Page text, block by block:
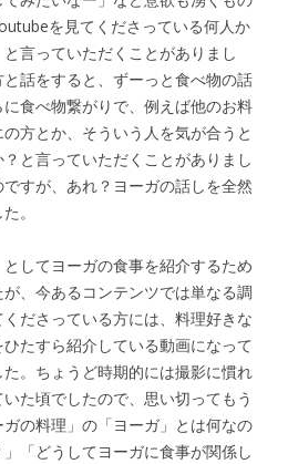
を見てくださっている何人か
言っていただくことがありまし
話をすると、ずーっと食べ物の話
食べ物繋がりで、例えば他のお料
方とか、そういう人を気が合うと
と言っていただくことがありまし
すが、あれ？ヨーガの話しを全然
。
してヨーガの食事を紹介するため
、今あるコンテンツでは単なる調
ださっている方には、料理好きな
たすら紹介している動画になって
。ちょうど時期的には撮影に慣れ
た頃でしたので、思い切ってもう
の料理」の「ヨーガ」とは何なの
「どうしてヨーガに食事が関係し